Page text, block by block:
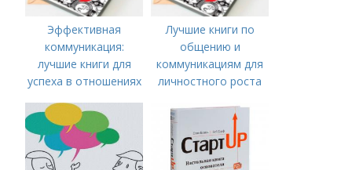
Эффективная
коммуникация:
лучшие книги для
успеха в отношениях
Лучшие книги по
общению и
коммуникациям для
личностного роста